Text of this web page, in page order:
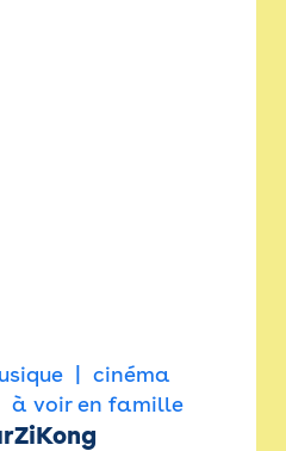
cinéma
à voir en famille